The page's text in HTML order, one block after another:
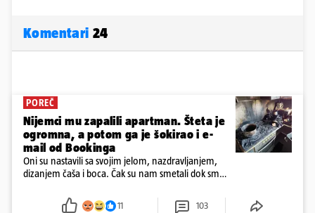
Komentari 24
POREČ
Nijemci mu zapalili apartman. Šteta je
ogromna, a potom ga je šokirao i e-
mail od Bookinga
Oni su nastavili sa svojim jelom, nazdravljanjem,
dizanjem čaša i boca. Čak su nam smetali dok smo
požar, rekao je vlasnik
11 103